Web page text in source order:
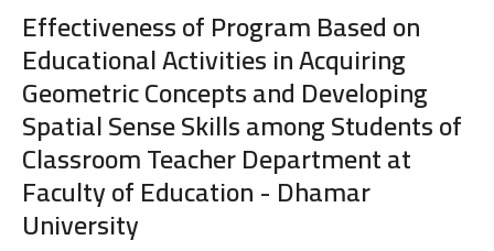
Effectiveness of Program Based on
Educational Activities in Acquiring
Geometric Concepts and Developing
Spatial Sense Skills among Students of
Classroom Teacher Department at
Faculty of Education - Dhamar
University